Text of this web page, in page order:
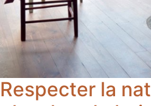
Respecter la